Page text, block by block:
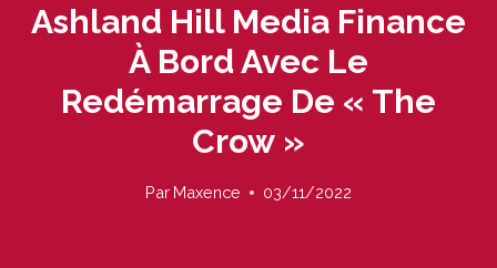
Ashland Hill Media Finance
À Bord Avec Le
Redémarrage De « The
Crow »
Par Maxence 03/11/2022